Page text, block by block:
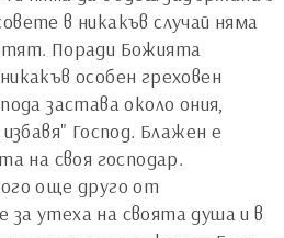
в никакъв случай няма
Поради Божията
особен греховен
застава около ония,
Господ. Блажен е
на своя господар.
още друго от
утеха на своята душа и в